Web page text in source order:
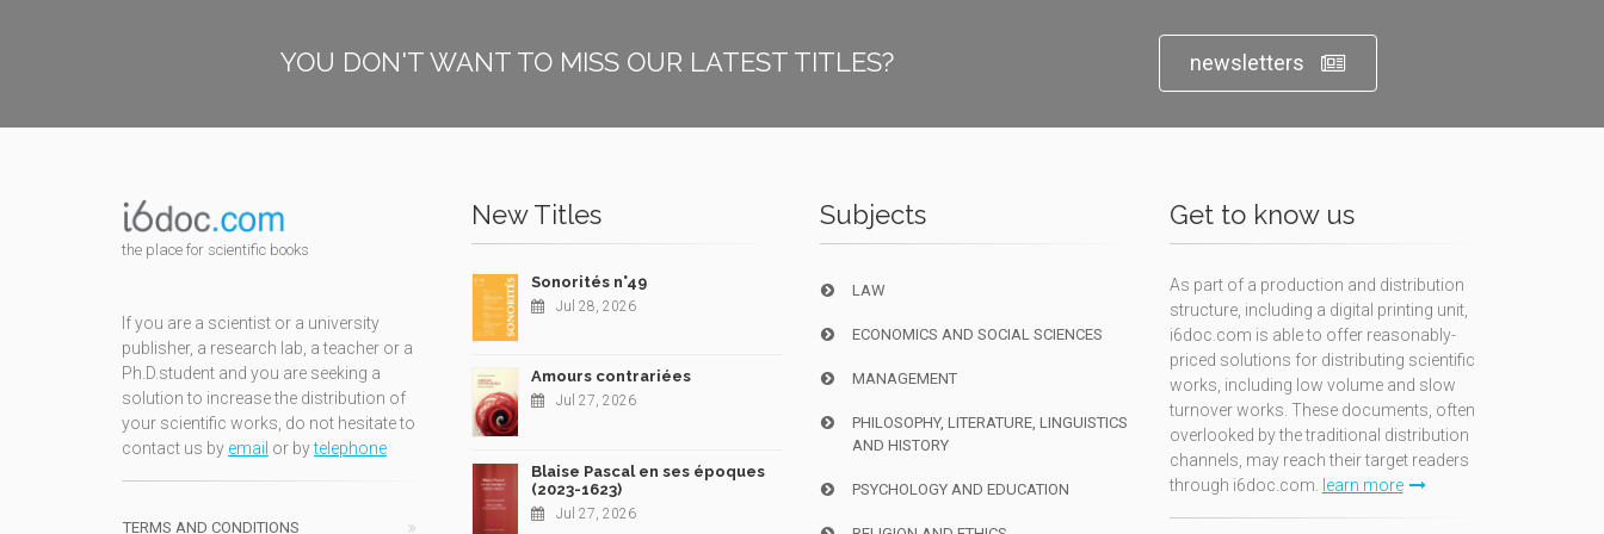
YOU DON'T WANT TO MISS OUR LATEST TITLES? newsletters
the place for scientific books
If you are a scientist or a university
publisher, a research lab, a teacher or a
Ph.D.student and you are seeking a
solution to increase the distribution of
your scientific works, do not hesitate to
contact us by email or bytelephone
TERMS AND CONDITIONS
New Titles
Sonorités n°49
Jul 28, 2026
Amours contrariées
Jul 27, 2026
Blaise Pascal en ses époques
(2023-1623)
Jul 27, 2026
Subjects
LAW
ECONOMICS AND SOCIAL SCIENCES
MANAGEMENT
PHILOSOPHY, LITERATURE, LINGUISTICS
AND HISTORY
PSYCHOLOGY AND EDUCATION
Get to know us
As part of a production and distribution
structure, including a digital printing unit,
i6doc.com is able to offer reasonably-
priced solutions for distributing scientific
works, including low volume and slow
turnover works. These documents, often
overlooked by the traditional distribution
channels, may reach their target readers
through i6doc.com.
learn more